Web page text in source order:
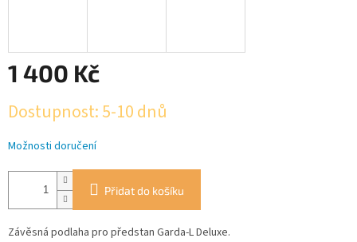
1 400 Kč
cena:
Dostupnost: 5-10 dnů
Možnosti doručení
Přidat do košíku
Závěsná podlaha pro předstan Garda-L Deluxe.